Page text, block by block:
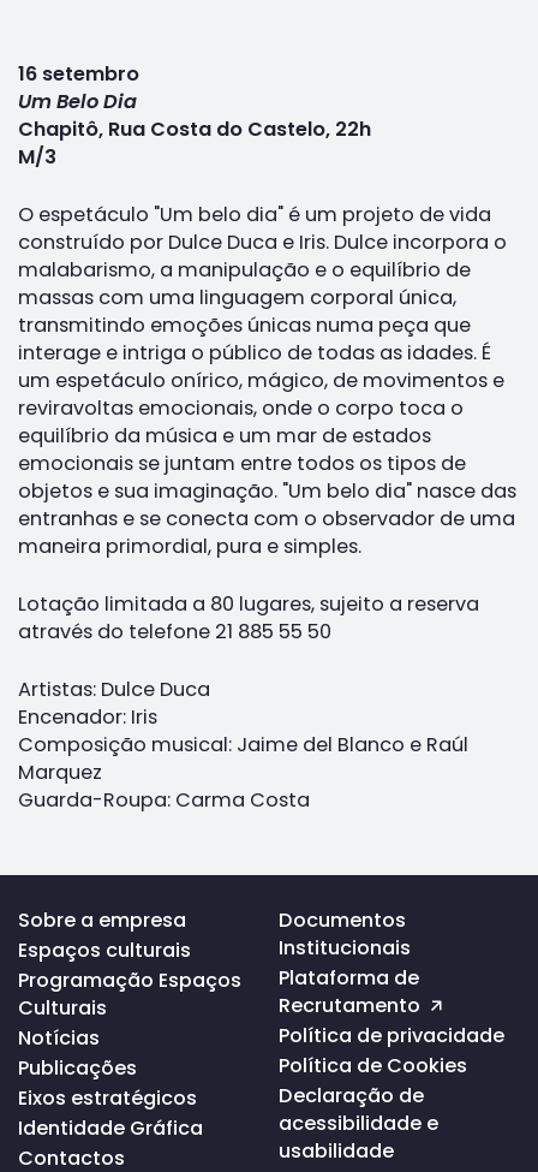
16 setembro
Um Belo Dia
Chapitô, Rua Costa do Castelo, 22h
M/3
O espetáculo "Um belo dia" é um projeto de vida
construído por Dulce Duca e Iris. Dulce incorpora o
malabarismo, a manipulação e o equilíbrio de
massas com uma linguagem corporal única,
transmitindo emoções únicas numa peça que
interage e intriga o público de todas as idades. É
um espetáculo onírico, mágico, de movimentos e
reviravoltas emocionais, onde o corpo toca o
equilíbrio da música e um mar de estados
emocionais se juntam entre todos os tipos de
objetos e sua imaginação. "Um belo dia" nasce das
entranhas e se conecta com o observador de uma
maneira primordial, pura e simples.
Lotação limitada a 80 lugares, sujeito a reserva
através do telefone 21 885 55 50
Artistas: Dulce Duca
Encenador: Iris
Composição musical: Jaime del Blanco e Raúl
Marquez
Guarda-Roupa: Carma Costa
Voltar
ao
topo
da
página
Sobre a empresa
Espaços culturais
Programação Espaços
Culturais
Notícias
Publicações
Eixos estratégicos
Identidade Gráfica
Contactos
Documentos
Institucionais
Plataforma de
Recrutamento
Política de privacidade
Política de Cookies
Declaração de
acessibilidade e
usabilidade